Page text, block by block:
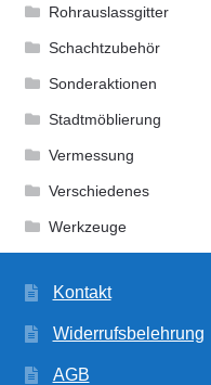
Rohrauslassgitter
Schachtzubehör
Sonderaktionen
Stadtmöblierung
Vermessung
Verschiedenes
Werkzeuge
Kontakt
Widerrufsbelehrung
AGB